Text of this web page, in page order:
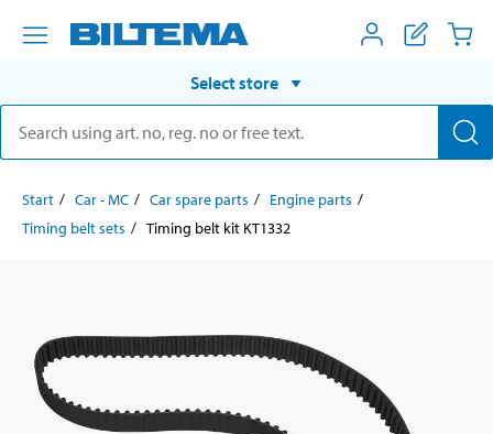
Select store
Start Car - MC Car spare parts
Engine parts
Timing belt sets
Timing belt kit KT1332